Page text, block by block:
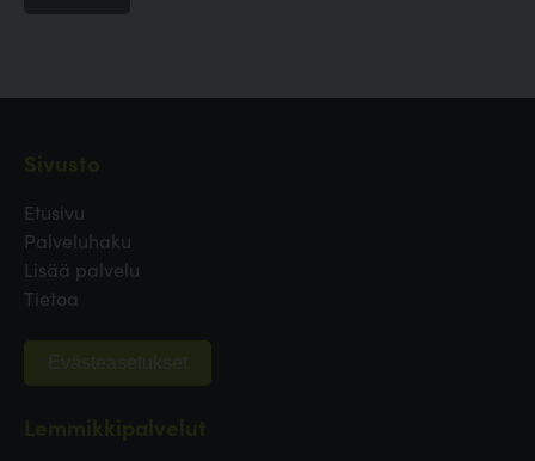
Etusivu
Palveluhaku
Lisää palvelu
Tietoa
Evästeasetukset